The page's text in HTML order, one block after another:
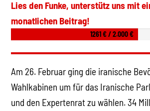
Lies den Funke, unterstütz uns mit
monatlichen Beitrag!
1261 € / 2.000 €
Am 26. Februar ging die iranische
Wahlkabinen um für das Iranische
und den Expertenrat zu wählen. 34